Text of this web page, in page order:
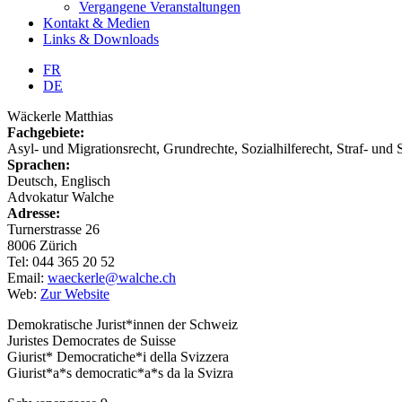
Vergangene Veranstaltungen
Kontakt & Medien
Links & Downloads
FR
DE
Wäckerle Matthias
Fachgebiete:
Asyl- und Migrationsrecht, Grundrechte, Sozialhilferecht, Straf- und
Sprachen:
Deutsch, Englisch
Advokatur Walche
Adresse:
Turnerstrasse 26
8006 Zürich
Tel: 044 365 20 52
Email: waeckerle@walche.ch
Web: Zur Website
Demokratische Jurist*innen der Schweiz
Juristes Democrates de Suisse
Giurist* Democratiche*i della Svizzera
Giurist*a*s democratic*a*s da la Svizra